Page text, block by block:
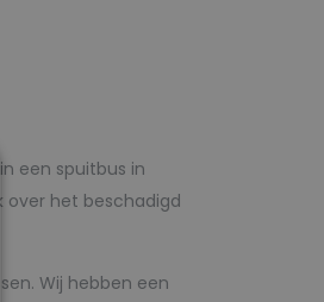
een spuitbus in
over het beschadigd
Wij hebben een